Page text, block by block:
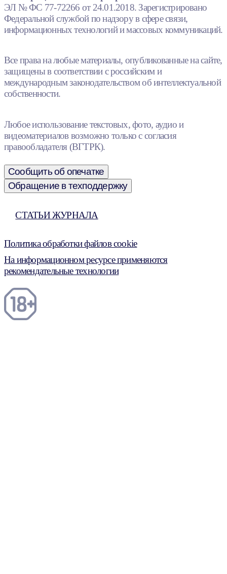
ЭЛ № ФС 77-72266 от 24.01.2018. Зарегистрировано
Федеральной службой по надзору в сфере связи,
информационных технологий и массовых коммуникаций.
Все права на любые материалы, опубликованные на сайте,
защищены в соответствии с российским и
международным законодательством об интеллектуальной
собственности.
Любое использование текстовых, фото, аудио и
видеоматериалов возможно только с согласия
правообладателя (ВГТРК).
Сообщить об опечатке
Обращение в техподдержку
СТАТЬИ ЖУРНАЛА
Политика обработки файлов cookie
На информационном ресурсе применяются
рекомендательные технологии